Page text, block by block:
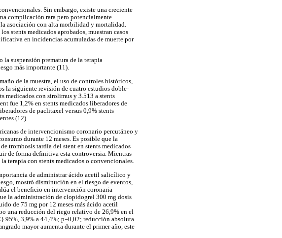
Sin embargo, existe una creciente
complicación rara pero potencialmente
asociación con alta morbilidad y mortalidad.
stents medicados aprobados, muestran casos
en incidencias acumuladas de muerte por
suspensión prematura de la terapia
más importante (11).
de la muestra, el uso de controles históricos,
la siguiente revisión de cuatro estudios doble-
medicados con sirolimus y 3.513 a stents
fue 1,2% en stents medicados liberadores de
de paclitaxel versus 0,9% stents
(12).
de intervencionismo coronario percutáneo y
durante 12 meses. Es posible que la
trombosis tardía del stent en stents medicados
de forma definitiva esta controversia. Mientras
terapia con stents medicados o convencionales.
de administrar ácido acetil salicílico y
mostró disminución en el riesgo de eventos,
el beneficio en intervención coronaria
la administración de clopidogrel 300 mg dosis
de 75 mg por 12 meses más ácido acetil
una reducción del riego relativo de 26,9% en el
95%, 3,9% a 44,4%; p=0,02; reducción absoluta
mayor aumenta durante el primer año, este